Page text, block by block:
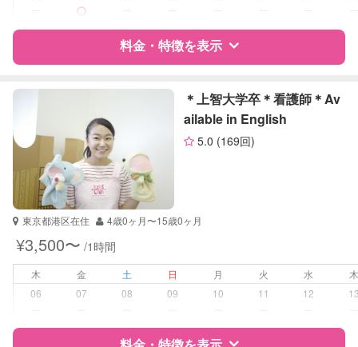
料金・特徴を表示
特徴 料金 レビュー
サポートの特徴
資格
企業型割引対象(旧内閣府補助対象)
自治体届出済ベビーシッター
保育士
幼稚園教諭
受験対策 なし
国語
＊上智大学卒＊看護師＊Av
ailable in English
5.0 (169回)
東京都港区在住 4歳0ヶ月〜15歳0ヶ月
¥3,500〜 /1時間
木 金 土 日 月 火 水
06
07 08 09 10 11 12